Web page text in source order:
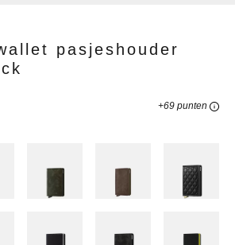
Accessoires Fashion items
pasjeshouder
+69 punten